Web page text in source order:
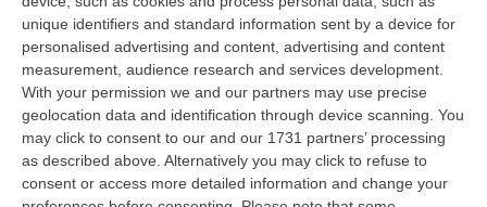
unique identifiers and standard information sent by a device for
personalised advertising and content, advertising and content
measurement, audience research and services development.
With your permission we and our partners may use precise
geolocation data and identification through device scanning. You
may click to consent to our and our 1731 partners’ processing
as described above. Alternatively you may click to refuse to
consent or access more detailed information and change your